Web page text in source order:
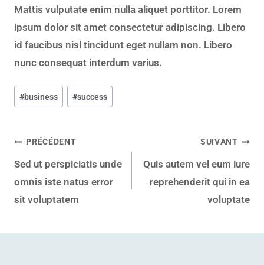
Mattis vulputate enim nulla aliquet porttitor. Lorem
ipsum dolor sit amet consectetur adipiscing. Libero
id faucibus nisl tincidunt eget nullam non. Libero
nunc consequat interdum varius.
#business #success
PRÉCÉDENT
Sed ut perspiciatis unde
omnis iste natus error
sit voluptatem
SUIVANT
Quis autem vel eum iure
reprehenderit qui in ea
voluptate